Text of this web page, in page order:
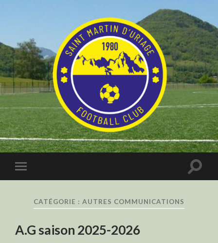
CATÉGORIE : AUTRES COMMUNICATIONS
A.G saison 2025-2026